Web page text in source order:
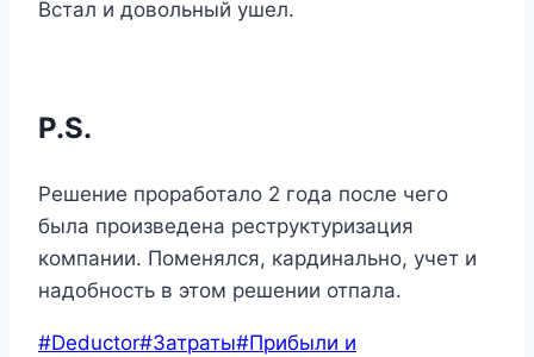
Встал и довольный ушел.
P.S.
Решение проработало 2 года после чего
была произведена реструктуризация
компании. Поменялся, кардинально, учет и
надобность в этом решении отпала.
Метки
#Deductor#Затраты#Прибыли и